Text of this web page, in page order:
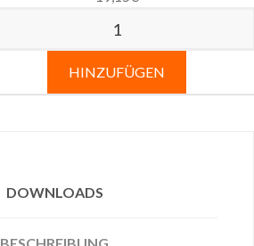
HINZUFÜGEN
DOWNLOADS